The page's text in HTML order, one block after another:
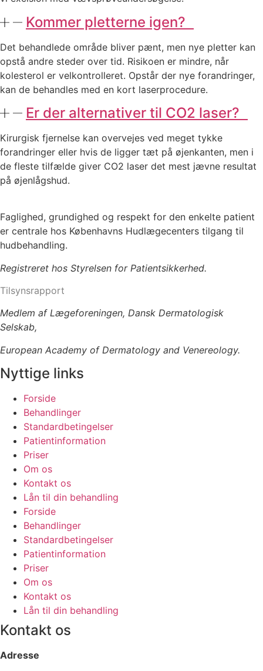
Kommer pletterne igen?
Det behandlede område bliver pænt, men nye pletter kan
opstå andre steder over tid. Risikoen er mindre, når
kolesterol er velkontrolleret. Opstår der nye forandringer,
kan de behandles med en kort laserprocedure.
Er der alternativer til CO2 laser?
Kirurgisk fjernelse kan overvejes ved meget tykke
forandringer eller hvis de ligger tæt på øjenkanten, men i
de fleste tilfælde giver CO2 laser det mest jævne resultat
på øjenlågshud.
Faglighed, grundighed og respekt for den enkelte patient
er centrale hos Københavns Hudlægecenters tilgang til
hudbehandling.
Registreret hos Styrelsen for Patientsikkerhed.
Tilsynsrapport
Medlem af Lægeforeningen, Dansk Dermatologisk
Selskab,
European Academy of Dermatology and Venereology.
Nyttige links
Forside
Behandlinger
Standardbetingelser
Patientinformation
Priser
Om os
Kontakt os
Lån til din behandling
Forside
Behandlinger
Standardbetingelser
Patientinformation
Priser
Om os
Kontakt os
Lån til din behandling
Kontakt os
Adresse